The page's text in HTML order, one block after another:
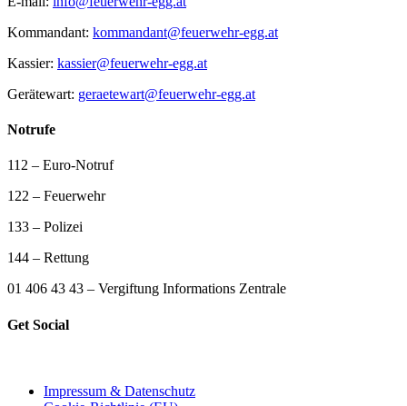
Kommandant: kommandant@feuerwehr-egg.at
Kassier: kassier@feuerwehr-egg.at
Gerätewart: geraetewart@feuerwehr-egg.at
Notrufe
112 – Euro-Notruf
122 – Feuerwehr
133 – Polizei
144 – Rettung
01 406 43 43 – Vergiftung Informations Zentrale
Get Social
Impressum & Datenschutz